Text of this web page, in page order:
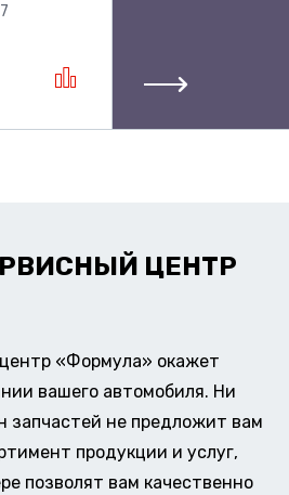
ЦЕНТР
«Формула» окажет
вашего автомобиля. Ни
запчастей не предложит вам
продукции и услуг,
позволят вам качественно